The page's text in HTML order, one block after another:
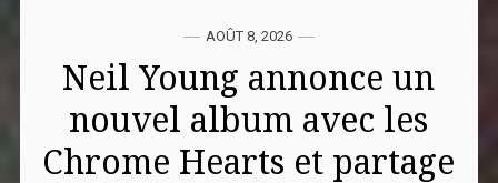
AOÛT 8, 2026
Neil Young annonce un
nouvel album avec les
Chrome Hearts et partage